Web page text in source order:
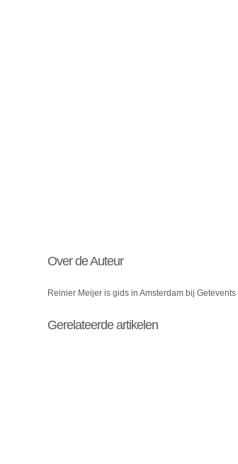
Over de Auteur
Reinier Meijer is gids in Amsterdam bij Getevents
Gerelateerde artikelen